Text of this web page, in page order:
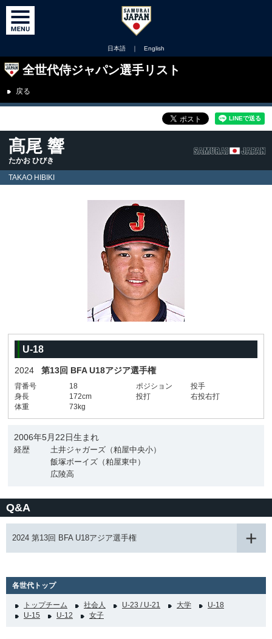
日本語 ｜ English
全世代侍ジャパン選手リスト
戻る
髙尾 響
たかお ひびき
TAKAO HIBIKI
U-18
2024 第13回 BFA U18アジア選手権
背番号 18 ポジション
投手
身長
172cm 投打
右投右打
体重
73kg
2006年5月22日生まれ
経歴
土井ジャガーズ（粕屋中央小）
飯塚ボーイズ（粕屋東中）
広陵高
Q&A
2024 第13回 BFA U18アジア選手権
各世代トップ
トップチーム 社会人 U-23 / U-21 大学
U-18
U-15
U-12 女子